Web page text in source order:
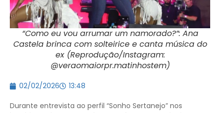
“Como eu vou arrumar um namorado?”: Ana
Castela brinca com solteirice e canta música do
ex (Reprodução/Instagram:
@veraomaiorpr.matinhostem)
02/02/2026 13:48
Durante entrevista ao perfil “Sonho Sertanejo” nos